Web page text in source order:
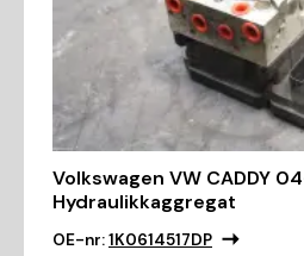
Volkswagen VW CADDY
Hydraulikkaggregat
OE-nr:1K0614517DP